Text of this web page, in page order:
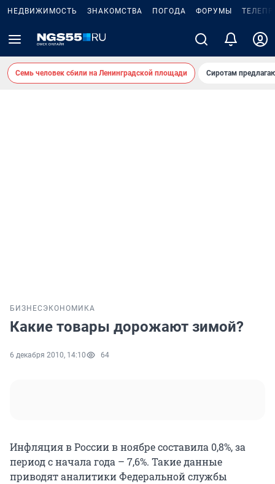
НЕДВИЖИМОСТЬ ЗНАКОМСТВА ПОГОДА ФОРУМЫ
Семь человек сбили на Ленинградской площади Сиротам
БИЗНЕС ЭКОНОМИКА
Какие товары дорожают зимой?
6 декабря 2010, 14:10 64
Инфляция в России в ноябре составила 0,8%, за
период с начала года – 7,6%. Такие данные
приводят аналитики Федеральной службы